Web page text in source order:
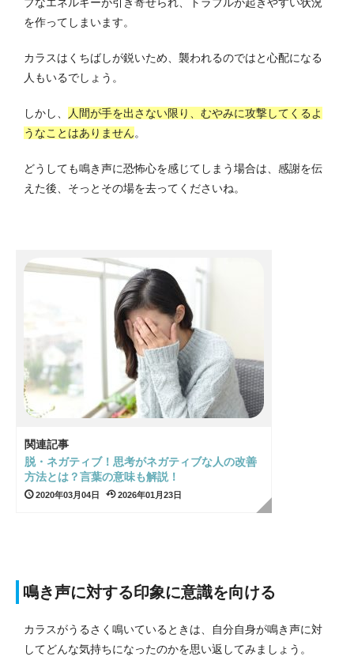
を作ってしまいます。
カラスはくちばしが鋭いため、襲われるのではと心配になる
人もいるでしょう。
しかし、
人間が手を出さない限り、むやみに攻撃してくるよ
うなことはありません。
どうしても鳴き声に恐怖心を感じてしまう場合は、感謝を伝
えた後、そっとその場を去ってくださいね。
関連記事
脱・ネガティブ！思考がネガティブな人の改善
方法とは？言葉の意味も解説！
2020年03月04日 2026年01月23日
鳴き声に対する印象に意識を向ける
カラスがうるさく鳴いているときは、自分自身が鳴き声に対
してどんな気持ちになったのかを思い返してみましょう。